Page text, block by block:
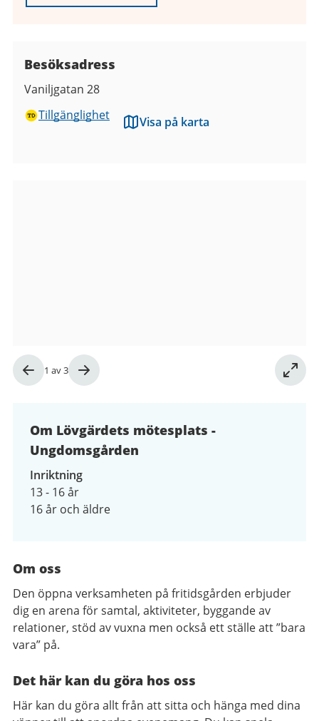
Besöksadress
Vaniljgatan 28
Tillgänglighet
Visa på karta
Bild
1 av3
Om Lövgärdets mötesplats -
Ungdomsgården
Inriktning
13 - 16 år
16 år och äldre
Om oss
Den öppna verksamheten på fritidsgården erbjuder
dig en arena för samtal, aktiviteter, byggande av
relationer, stöd av vuxna men också ett ställe att ”bara
vara” på.
Det här kan du göra hos oss
Här kan du göra allt från att sitta och hänga med dina